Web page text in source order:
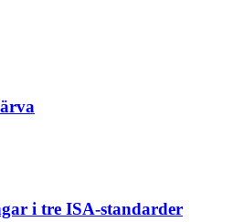
i tre ISA-standarder